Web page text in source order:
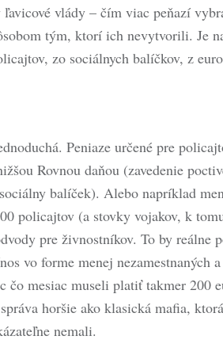
ľavicové vlády – čím viac peňazí
tým, ktorí ich nevytvorili. Je
zo sociálnych balíčkov, z
Peniaze určené pre
Rovnou daňou (zavedenie
balíček). Alebo napríklad
policajtov (a stovky vojakov, k
pre živnostníkov. To by reálne
vo forme menej nezamestnaných
čo mesiac museli platiť takmer 200
horšie ako klasická mafia,
nemali.